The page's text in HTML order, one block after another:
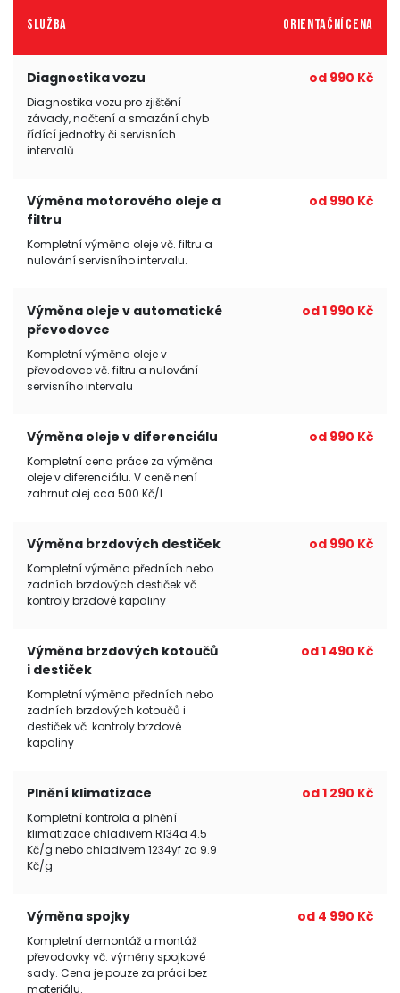
Služba Orientační cena
Diagnostika vozu
Diagnostika vozu pro zjištění
závady, načtení a smazání chyb
řídící jednotky či servisních
intervalů.
od 990 Kč
Výměna motorového oleje a
filtru
Kompletní výměna oleje vč. filtru a
nulování servisního intervalu.
od 990 Kč
Výměna oleje v automatické
převodovce
Kompletní výměna oleje v
převodovce vč. filtru a nulování
servisního intervalu
od 1 990 Kč
Výměna oleje v diferenciálu
Kompletní cena práce za výměna
oleje v diferenciálu. V ceně není
zahrnut olej cca 500 Kč/L
od 990 Kč
Výměna brzdových destiček
Kompletní výměna předních nebo
zadních brzdových destiček vč.
kontroly brzdové kapaliny
od 990 Kč
Výměna brzdových kotoučů
i destiček
Kompletní výměna předních nebo
zadních brzdových kotoučů i
destiček vč. kontroly brzdové
kapaliny
od 1 490 Kč
Plnění klimatizace
Kompletní kontrola a plnění
klimatizace chladivem R134a 4.5
Kč/g nebo chladivem 1234yf za 9.9
Kč/g
od 1 290 Kč
Výměna spojky
Kompletní demontáž a montáž
převodovky vč. výměny spojkové
sady. Cena je pouze za práci bez
materiálu.
od 4 990 Kč